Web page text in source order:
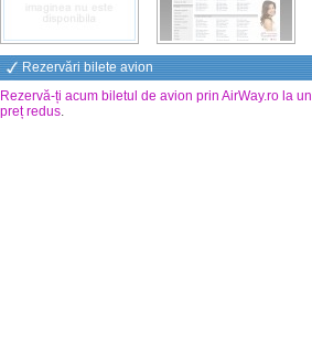
Rezervări bilete avion
Rezervă-ți acum biletul de avion prin AirWay.ro la un
preț redus.